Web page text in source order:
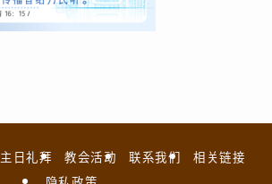
主日礼拜 教会活动 联系我们
相关链接